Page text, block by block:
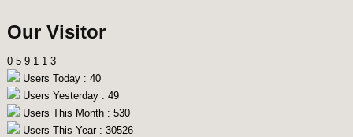
Our Visitor
0 5 9 1 1 3
Users Today : 40
Users Yesterday : 49
Users This Month : 530
Users This Year : 30526